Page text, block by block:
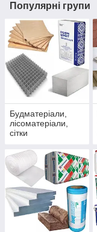
Популярні групи
Будматеріали,
лісоматеріали,
сітки